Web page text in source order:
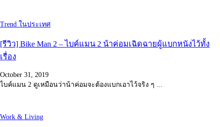
Trend ในประเทศ
[รีวิว] Bike Man 2 – ไบค์แมน 2 น้าค่อมเฉิดฉายผู้แบกหนังไว้ทั้ง
เรื่อง
October 31, 2019
ไบค์แมน 2 ดูเหมือนว่าน้าค่อมจะต้องแบกเอาไว้จริง ๆ ...
Work & Living